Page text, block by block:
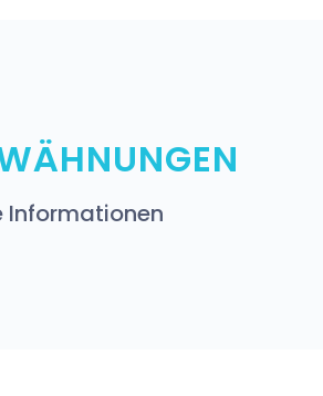
Informationen